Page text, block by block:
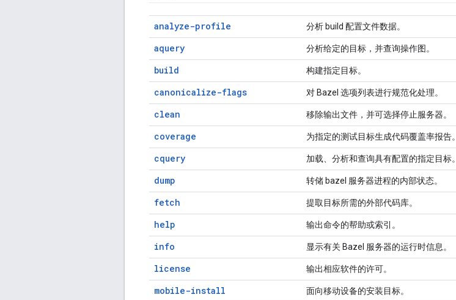
analyze-profile 分析 build 配置文件数据。
aquery 分析给定的目标，并查询操作图。
build 构建指定目标。
canonicalize-flags 对 Bazel 选项列表进行规范化处理。
clean 移除输出文件，并可选择停止服务器。
coverage 为指定的测试目标生成代码覆盖率报告。
cquery 加载、分析和查询具有配置的指定目标。
dump 转储 bazel 服务器进程的内部状态。
fetch 提取目标所需的外部代码库。
help 输出命令的帮助或索引。
info 显示有关 Bazel 服务器的运行时信息。
license 输出相应软件的许可。
mobile-install 面向移动设备的安装目标。